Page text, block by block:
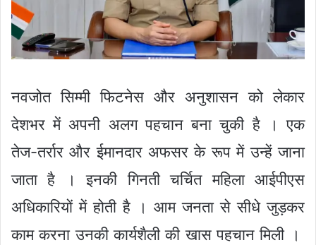
नवजोत सिम्मी फिटनेस और अनुशासन को लेकार
देशभर में अपनी अलग पहचान बना चुकी है । एक
तेज-तर्रार और ईमानदार अफसर के रूप में उन्हें जाना
जाता है । इनकी गिनती चर्चित महिला आईपीएस
अधिकारियों में होती है । आम जनता से सीधे जुड़कर
काम करना उनकी कार्यशैली की खास पहचान मिली ।